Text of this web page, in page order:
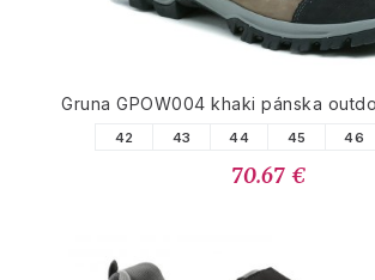
Gruna GPOW004 khaki pánska
42 43 44 45 46
70.67 €